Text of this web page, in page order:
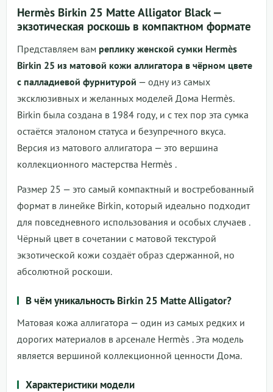
Hermès Birkin 25 Matte Alligator Black —
экзотическая роскошь в компактном формате
Представляем вам реплику женской сумки Hermès
Birkin 25 из матовой кожи аллигатора в чёрном цвете
с палладиевой фурнитурой — одну из самых
эксклюзивных и желанных моделей Дома Hermès.
Birkin была создана в 1984 году, и с тех пор эта сумка
остаётся эталоном статуса и безупречного вкуса.
Версия из матового аллигатора — это вершина
коллекционного мастерства Hermès .
Размер 25 — это самый компактный и востребованный
формат в линейке Birkin, который идеально подходит
для повседневного использования и особых случаев .
Чёрный цвет в сочетании с матовой текстурой
экзотической кожи создаёт образ сдержанной, но
абсолютной роскоши.
В чём уникальность Birkin 25 Matte Alligator?
Матовая кожа аллигатора — один из самых редких и
дорогих материалов в арсенале Hermès . Эта модель
является вершиной коллекционной ценности Дома.
Характеристики модели